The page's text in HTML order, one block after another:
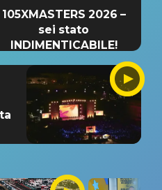
105XMASTERS 2026 –
sei stato
INDIMENTICABILE!